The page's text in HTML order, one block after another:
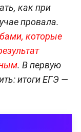
как при
провала.
которые
. В первую
итоги ЕГЭ —